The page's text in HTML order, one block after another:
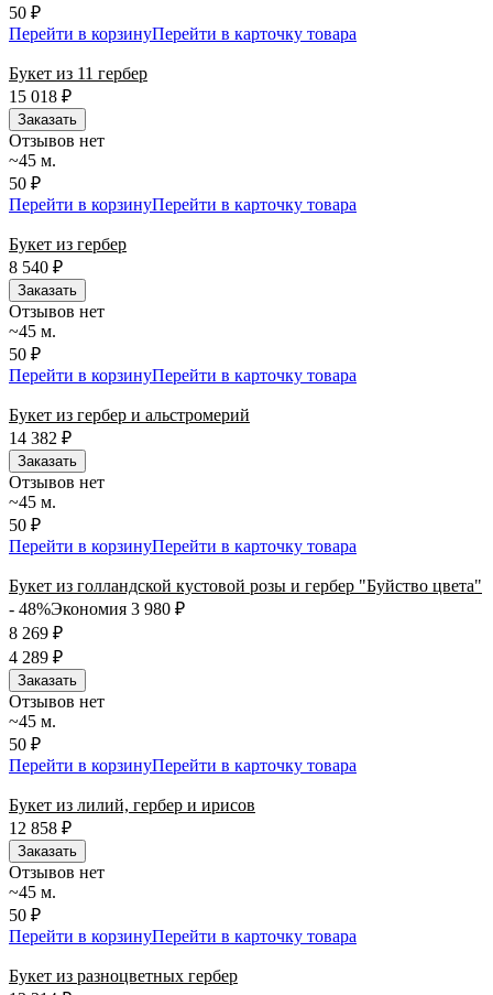
50 ₽
Перейти в корзинуПерейти в карточку товара
Букет из 11 гербер
15 018 ₽
Заказать
Отзывов нет
~45 м.
50 ₽
Перейти в корзинуПерейти в карточку товара
Букет из гербер
8 540 ₽
Заказать
Отзывов нет
~45 м.
50 ₽
Перейти в корзинуПерейти в карточку товара
Букет из гербер и альстромерий
14 382 ₽
Заказать
Отзывов нет
~45 м.
50 ₽
Перейти в корзинуПерейти в карточку товара
Букет из голландской кустовой розы и гербер "Буйство цвета"
- 48%Экономия 3 980 ₽
8 269 ₽
4 289 ₽
Заказать
Отзывов нет
~45 м.
50 ₽
Перейти в корзинуПерейти в карточку товара
Букет из лилий, гербер и ирисов
12 858 ₽
Заказать
Отзывов нет
~45 м.
50 ₽
Перейти в корзинуПерейти в карточку товара
Букет из разноцветных гербер